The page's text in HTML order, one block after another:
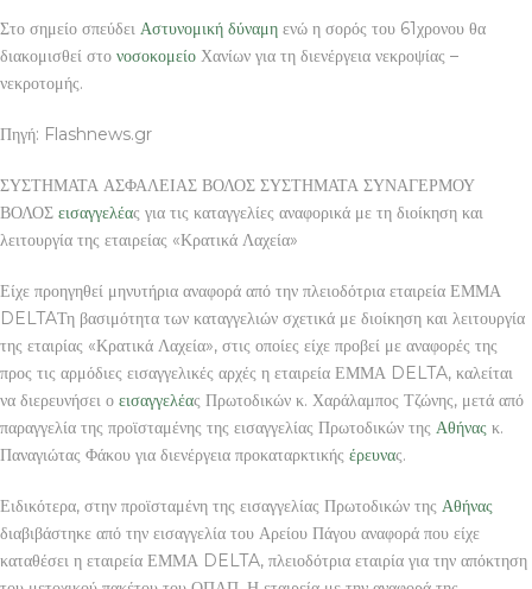
Στο σημείο σπεύδει Αστυνομική δύναμη ενώ η σορός του 61χρονου θα
διακομισθεί στο νοσοκομείο Χανίων για τη διενέργεια νεκροψίας –
νεκροτομής.
Πηγή: Flashnews.gr
ΣΥΣΤΗΜΑΤΑ ΑΣΦΑΛΕΙΑΣ ΒΟΛΟΣ ΣΥΣΤΗΜΑΤΑ ΣΥΝΑΓΕΡΜΟΥ
ΒΟΛΟΣ εισαγγελέας για τις καταγγελίες αναφορικά με τη διοίκηση και
λειτουργία της εταιρείας «Κρατικά Λαχεία»
Είχε προηγηθεί μηνυτήρια αναφορά από την πλειοδότρια εταιρεία ΕΜΜΑ
DELTAΤη βασιμότητα των καταγγελιών σχετικά με διοίκηση και λειτουργία
της εταιρίας «Κρατικά Λαχεία», στις οποίες είχε προβεί με αναφορές της
προς τις αρμόδιες εισαγγελικές αρχές η εταιρεία ΕΜΜΑ DELTA, καλείται
να διερευνήσει ο εισαγγελέας Πρωτοδικών κ. Χαράλαμπος Τζώνης, μετά από
παραγγελία της προϊσταμένης της εισαγγελίας Πρωτοδικών της Αθήνας κ.
Παναγιώτας Φάκου για διενέργεια προκαταρκτικής έρευνας.
Ειδικότερα, στην προϊσταμένη της εισαγγελίας Πρωτοδικών της Αθήνας
διαβιβάστηκε από την εισαγγελία του Αρείου Πάγου αναφορά που είχε
καταθέσει η εταιρεία ΕΜΜΑ DELTA, πλειοδότρια εταιρία για την απόκτηση